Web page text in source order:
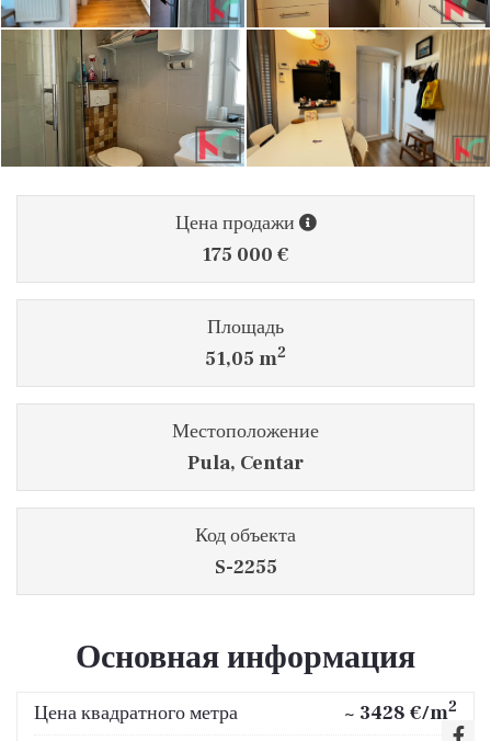
Цена продажи
175 000 €
Площадь
51,05 m2
Местоположение
Pula, Centar
Код объекта
S-2255
Основная информация
Цена квадратного метра ~ 3428 €/m2